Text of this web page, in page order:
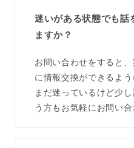
迷いがある状態でも話
ますか？
お問い合わせをすると
に情報交換ができるよう
まだ迷っているけど少
う方もお気軽にお問い合